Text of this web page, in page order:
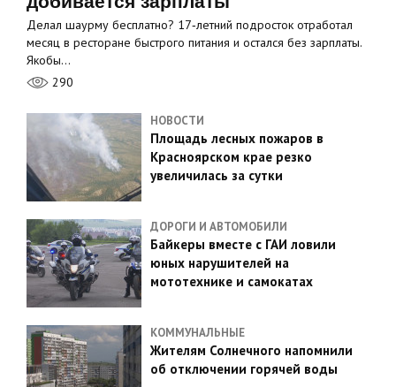
Делал шаурму бесплатно? 17‑летний подросток отработал
месяц в ресторане быстрого питания и остался без зарплаты.
Якобы…
290
НОВОСТИ
Площадь лесных пожаров в
Красноярском крае резко
увеличилась за сутки
ДОРОГИ И АВТОМОБИЛИ
Байкеры вместе с ГАИ ловили
юных нарушителей на
мототехнике и самокатах
КОММУНАЛЬНЫЕ
Жителям Солнечного напомнили
об отключении горячей воды